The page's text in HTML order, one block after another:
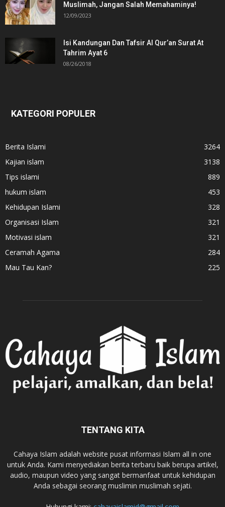
Muslimah, Jangan Salah Memahaminya!
12/09/2023
Isi Kandungan Dan Tafsir Al Qur’an Surat At
Tahrim Ayat 6
08/26/2018
KATEGORI POPULER
Berita Islami
3264
Kajian islam
3138
Tips islami
889
hukum islam
453
Kehidupan Islami
328
Organisasi Islam
321
Motivasi islam
321
Ceramah Agama
284
Mau Tau Kan?
225
TENTANG KITA
Cahaya Islam adalah website pusat informasi Islam all in one
untuk Anda. Kami menyediakan berita terbaru baik berupa artikel,
audio, maupun video yang sangat bermanfaat untuk kehidupan
Anda sebagai seorang muslimin muslimah sejati.